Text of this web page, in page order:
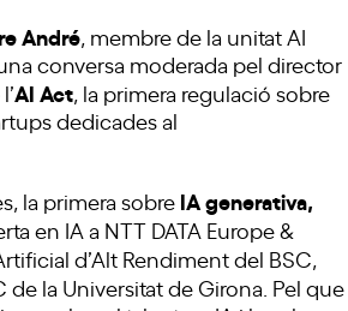
André, membre de la unitat AI
conversa moderada pel director
AI Act, la primera regulació sobre
dedicades al
la primera sobre IA generativa,
en IA a NTT DATA Europe &
d’Alt Rendiment del BSC,
de la Universitat de Girona. Pel que